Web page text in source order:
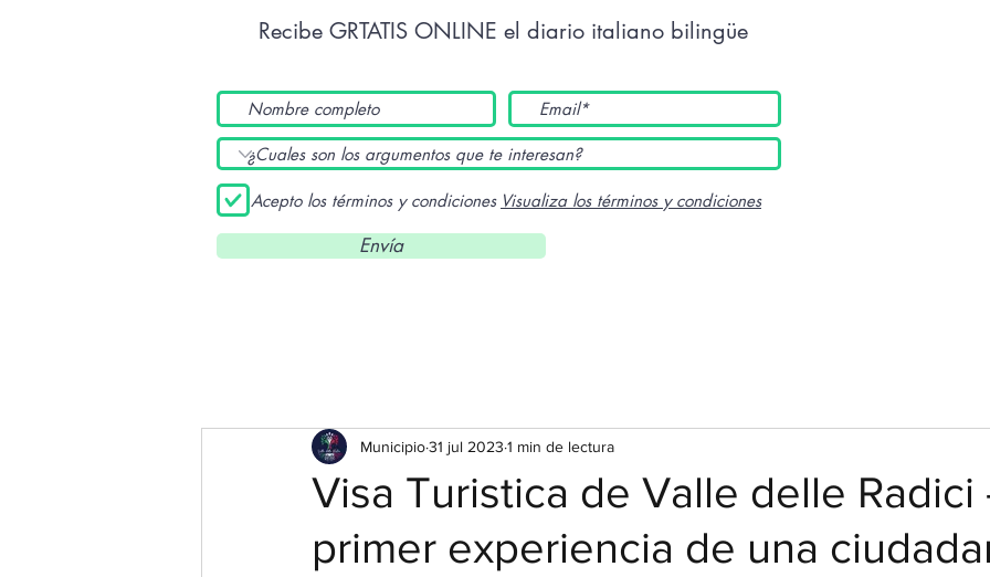
Recibe GRTATIS ONLINE el diario italiano bilingüe
Acepto los términos y condiciones Visualiza los términos y condiciones
Envía
Visa Turistica de Valle delle Radici
primer experiencia de una
Municipio31 jul 2023 1 min de lectura